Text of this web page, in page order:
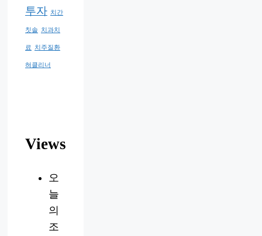
투자 치간
칫솔 치과치
료 치주질환
혀클리너
Views
오
늘
의
조